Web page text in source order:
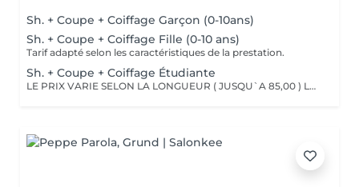
Sh. + Coupe + Coiffage Garçon (0-10ans)
Sh. + Coupe + Coiffage Fille (0-10 ans)
Tarif adapté selon les caractéristiques de la prestation.
Sh. + Coupe + Coiffage Étudiante
LE PRIX VARIE SELON LA LONGUEUR ( JUSQU`A 85,00 ) Les remises sont valables uniquement mardi-mercredi-jeudi sur les prestations couleur, toner et balayage (-10%)